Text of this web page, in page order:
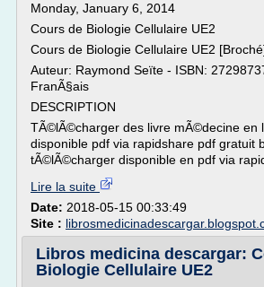
Monday, January 6, 2014
Cours de Biologie Cellulaire UE2
Cours de Biologie Cellulaire UE2
Auteur: Raymond Seïte - ISBN:
FranÃ§ais
DESCRIPTION
TÃ©lÃ©charger des livre mÃ©decine en
disponible pdf via rapidshare pdf gratuit
tÃ©lÃ©charger disponible en pdf via
Lire la suite
Date: 2018-05-15 00:33:49
Site :
Libros medicina descargar:
Biologie Cellulaire UE2